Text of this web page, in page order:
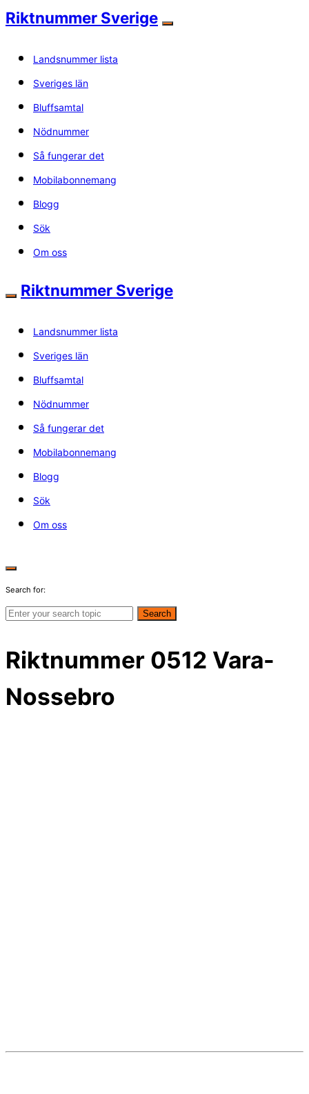
Riktnummer Sverige
Landsnummer lista
Sveriges län
Bluffsamtal
Nödnummer
Så fungerar det
Mobilabonnemang
Blogg
Sök
Om oss
Riktnummer Sverige
Landsnummer lista
Sveriges län
Bluffsamtal
Nödnummer
Så fungerar det
Mobilabonnemang
Blogg
Sök
Om oss
Search for:
Search
Riktnummer 0512 Vara-
Nossebro